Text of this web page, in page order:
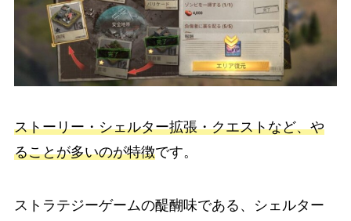
ストーリー・シェルター拡張・クエストなど、や
ることが多いのが特徴です。
ストラテジーゲームの醍醐味である、シェルター